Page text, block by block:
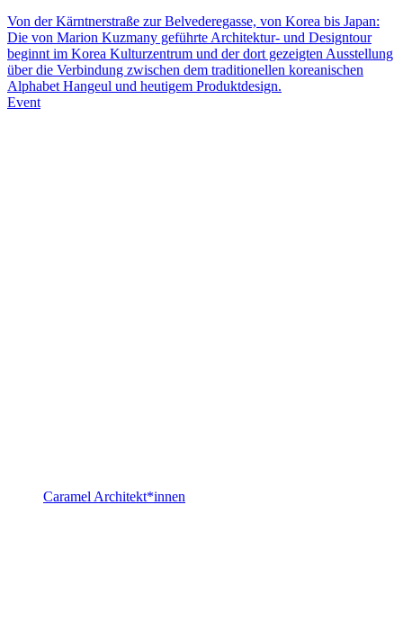
Von der Kärntnerstraße zur Belvederegasse, von Korea bis Japan:
Die von Marion Kuzmany geführte Architektur- und Designtour
beginnt im Korea Kulturzentrum und der dort gezeigten Ausstellung
über die Verbindung zwischen dem traditionellen koreanischen
Alphabet Hangeul und heutigem Produktdesign.
Event
Caramel Architekt*innen